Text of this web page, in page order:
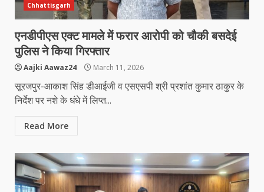
Chhattisgarh
एनडीपीएस एक्ट मामले में फरार आरोपी को चौकी बसदेई
पुलिस ने किया गिरफ्तार
Aajki Aawaz24 March 11, 2026
सूरजपुर-आकाश सिंह डीआईजी व एसएसपी श्री प्रशांत कुमार ठाकुर के
निर्देश पर नशे के धंधे में लिप्त...
Read More